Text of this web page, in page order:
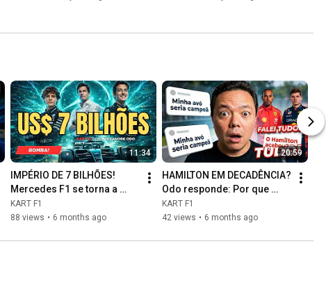
11:34
IMPÉRIO DE 7 BILHÕES!
Mercedes F1 se torna a
equipe mais rica e
poderosa do grid
KART F1
88 views • 6 months ago
20:59
HAMILTON EM DECADÊNCIA?
Odo responde: Por que
Verstappen e Alonso estão
sobrando!
KART F1
42 views • 6 months ago